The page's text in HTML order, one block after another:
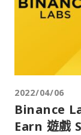
2022/04/06
Binance
Earn 遊戲